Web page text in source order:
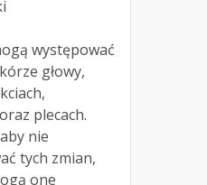
występować
głowy,
plecach.
nie
tych zmian,
one